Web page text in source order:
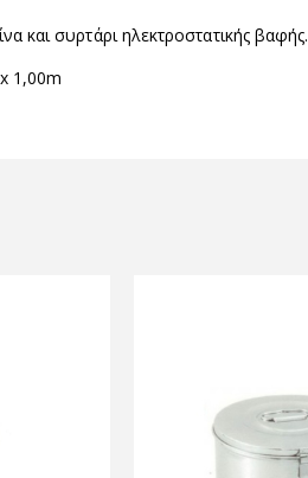
και συρτάρι ηλεκτροστατικής βαφής.
1,00m